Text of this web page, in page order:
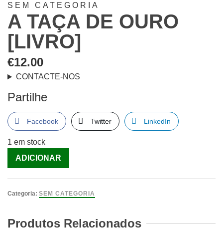
SEM CATEGORIA
A TAÇA DE OURO
[LIVRO]
€12.00
CONTACTE-NOS
Partilhe
Facebook Twitter LinkedIn
1 em stock
Quantidade
de
Taça
[Livro]
ADICIONAR
Categoria: SEM CATEGORIA
Produtos Relacionados